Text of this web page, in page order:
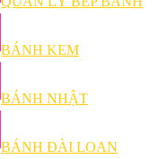
BÁNH KEM
BÁNH NHẬT
BÁNH ĐÀI LOAN